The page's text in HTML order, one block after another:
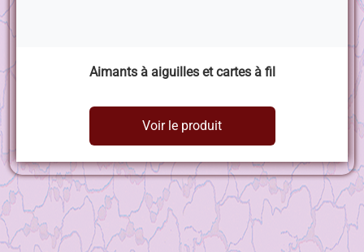
Aimants à aiguilles et cartes à fil
Voir le produit